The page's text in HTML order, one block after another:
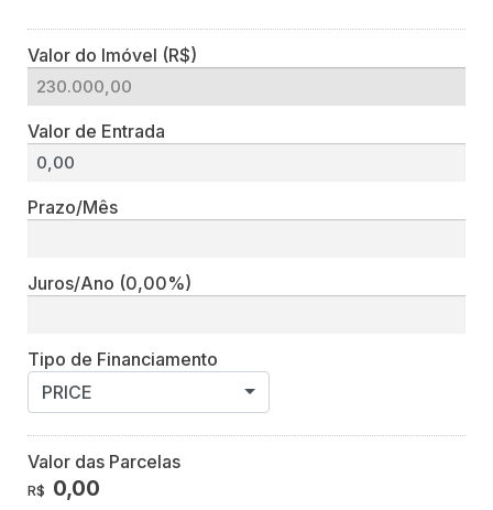
Valor do Imóvel (R$)
Valor de Entrada
Prazo/Mês
Juros/Ano (0,00%)
Tipo de Financiamento
PRICE
Valor das Parcelas
R$ 0,00